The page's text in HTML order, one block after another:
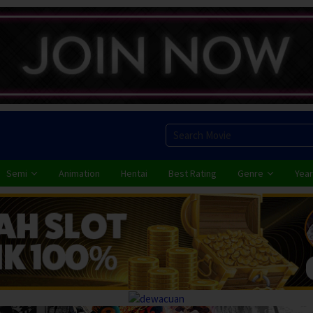
Semi Animation Hentai Best Rating Genre Year